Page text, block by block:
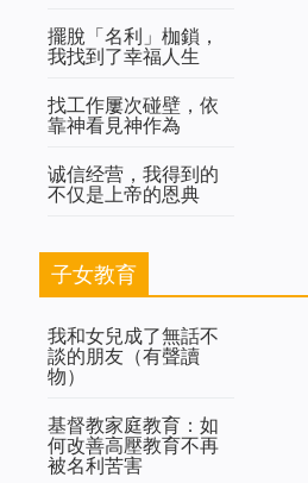
擺脫「名利」枷鎖，
我找到了幸福人生
找工作屢次碰壁，依
靠神看見神作為
诚信经营，我得到的
不仅是上帝的恩典
子女教育
我和女兒成了無話不
談的朋友（有聲讀
物）
基督教家庭教育：如
何改善高壓教育不再
被名利苦害